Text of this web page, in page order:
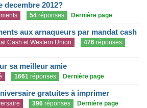
decembre 2012?
54 réponses Dernière page
aux arnaqueurs par mandat cash
Cash et Western Union 476 réponses
sa meilleur amie
1661 réponses Dernière page
gratuites à imprimer
396 réponses Dernière page